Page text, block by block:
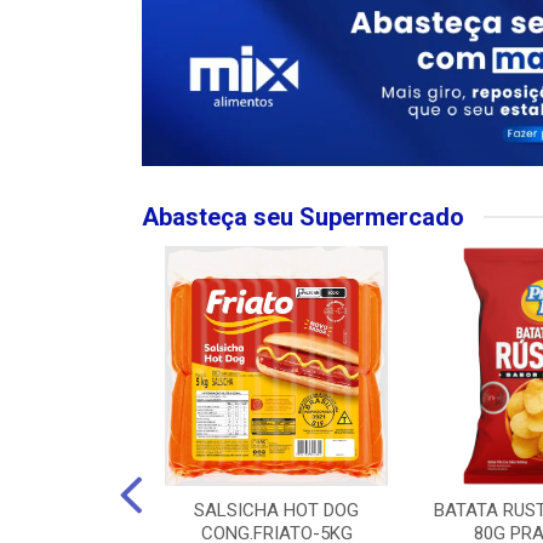
Abasteça seu Supermercado
SALSICHA HOT DOG
CONG.FRIATO-5KG
BATATA
80G